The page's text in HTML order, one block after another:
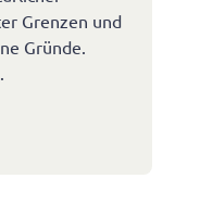
Grenzen und
Gründe.